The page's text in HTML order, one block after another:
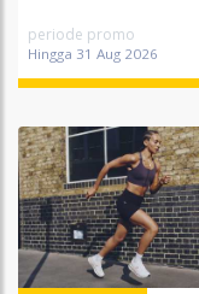
periode promo
Hingga 31 Aug 2026